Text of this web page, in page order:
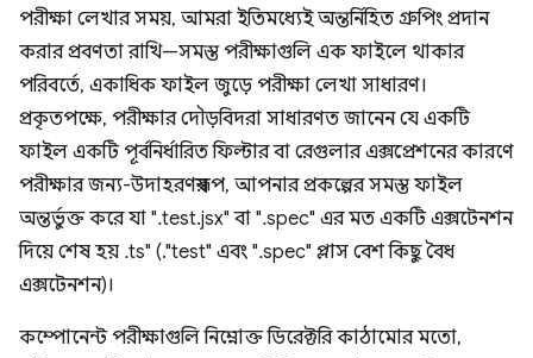
পরীক্ষা লেখার সময়, আমরা ইতিমধ্যেই অন্তর্নিহিত গ্রুপিং প্রদান
করার প্রবণতা রাখি—সমস্ত পরীক্ষাগুলি এক ফাইলে থাকার
পরিবর্তে, একাধিক ফাইল জুড়ে পরীক্ষা লেখা সাধারণ।
প্রকৃতপক্ষে, পরীক্ষার দৌড়বিদরা সাধারণত জানেন যে একটি
ফাইল একটি পূর্বনির্ধারিত ফিল্টার বা রেগুলার এক্সপ্রেশনের কারণে
পরীক্ষার জন্য-উদাহরণস্বরূপ, আপনার প্রকল্পের সমস্ত ফাইল
অন্তর্ভুক্ত করে যা ".test.jsx" বা ".spec" এর মত একটি এক্সটেনশন
দিয়ে শেষ হয় .ts" (."test" এবং ".spec" প্লাস বেশ কিছু বৈধ
এক্সটেনশন)।
কম্পোনেন্ট পরীক্ষাগুলি নিম্নোক্ত ডিরেক্টরি কাঠামোর মতো,